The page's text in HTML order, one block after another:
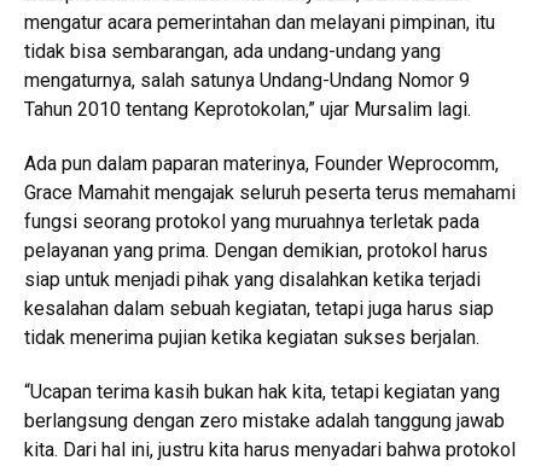
mengatur acara pemerintahan dan melayani pimpinan, itu
tidak bisa sembarangan, ada undang-undang yang
mengaturnya, salah satunya Undang-Undang Nomor 9
Tahun 2010 tentang Keprotokolan,” ujar Mursalim lagi.
Ada pun dalam paparan materinya, Founder Weprocomm,
Grace Mamahit mengajak seluruh peserta terus memahami
fungsi seorang protokol yang muruahnya terletak pada
pelayanan yang prima. Dengan demikian, protokol harus
siap untuk menjadi pihak yang disalahkan ketika terjadi
kesalahan dalam sebuah kegiatan, tetapi juga harus siap
tidak menerima pujian ketika kegiatan sukses berjalan.
“Ucapan terima kasih bukan hak kita, tetapi kegiatan yang
berlangsung dengan zero mistake adalah tanggung jawab
kita. Dari hal ini, justru kita harus menyadari bahwa protokol